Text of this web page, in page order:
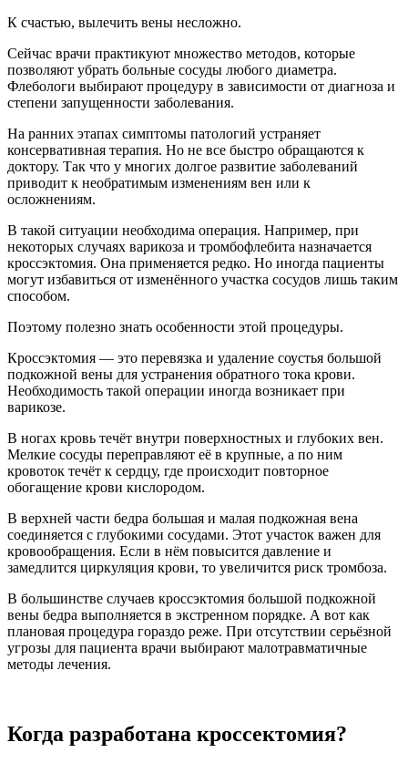
К счастью, вылечить вены несложно.
Сейчас врачи практикуют множество методов, которые
позволяют убрать больные сосуды любого диаметра.
Флебологи выбирают процедуру в зависимости от диагноза и
степени запущенности заболевания.
На ранних этапах симптомы патологий устраняет
консервативная терапия. Но не все быстро обращаются к
доктору. Так что у многих долгое развитие заболеваний
приводит к необратимым изменениям вен или к
осложнениям.
В такой ситуации необходима операция. Например, при
некоторых случаях варикоза и тромбофлебита назначается
кроссэктомия. Она применяется редко. Но иногда пациенты
могут избавиться от изменённого участка сосудов лишь таким
способом.
Поэтому полезно знать особенности этой процедуры.
Кроссэктомия — это перевязка и удаление соустья большой
подкожной вены для устранения обратного тока крови.
Необходимость такой операции иногда возникает при
варикозе.
В ногах кровь течёт внутри поверхностных и глубоких вен.
Мелкие сосуды переправляют её в крупные, а по ним
кровоток течёт к сердцу, где происходит повторное
обогащение крови кислородом.
В верхней части бедра большая и малая подкожная вена
соединяется с глубокими сосудами. Этот участок важен для
кровообращения. Если в нём повысится давление и
замедлится циркуляция крови, то увеличится риск тромбоза.
В большинстве случаев кроссэктомия большой подкожной
вены бедра выполняется в экстренном порядке. А вот как
плановая процедура гораздо реже. При отсутствии серьёзной
угрозы для пациента врачи выбирают малотравматичные
методы лечения.
Когда разработана кроссектомия?